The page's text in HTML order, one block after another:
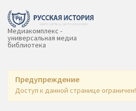
Медиакомплекс -
универсальная медиа
библиотека
Предупреждение
Доступ к данной странице ограничен!